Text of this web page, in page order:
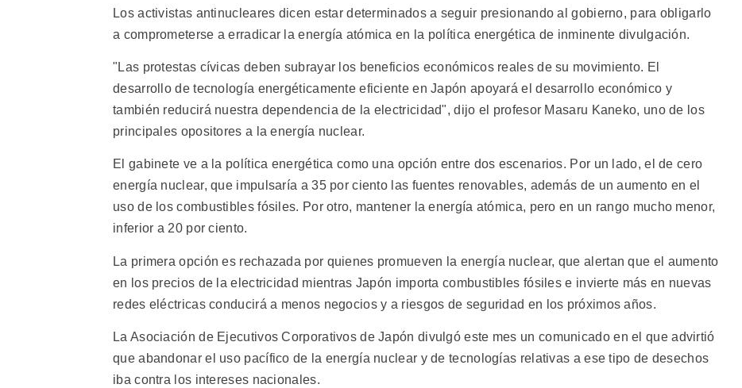
Los activistas antinucleares dicen estar determinados a seguir presionando al gobierno, para obligarlo
a comprometerse a erradicar la energía atómica en la política energética de inminente divulgación.
"Las protestas cívicas deben subrayar los beneficios económicos reales de su movimiento. El
desarrollo de tecnología energéticamente eficiente en Japón apoyará el desarrollo económico y
también reducirá nuestra dependencia de la electricidad", dijo el profesor Masaru Kaneko, uno de los
principales opositores a la energía nuclear.
El gabinete ve a la política energética como una opción entre dos escenarios. Por un lado, el de cero
energía nuclear, que impulsaría a 35 por ciento las fuentes renovables, además de un aumento en el
uso de los combustibles fósiles. Por otro, mantener la energía atómica, pero en un rango mucho menor,
inferior a 20 por ciento.
La primera opción es rechazada por quienes promueven la energía nuclear, que alertan que el aumento
en los precios de la electricidad mientras Japón importa combustibles fósiles e invierte más en nuevas
redes eléctricas conducirá a menos negocios y a riesgos de seguridad en los próximos años.
La Asociación de Ejecutivos Corporativos de Japón divulgó este mes un comunicado en el que advirtió
que abandonar el uso pacífico de la energía nuclear y de tecnologías relativas a ese tipo de desechos
iba contra los intereses nacionales.